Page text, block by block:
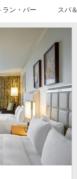
ラン・バー スパ